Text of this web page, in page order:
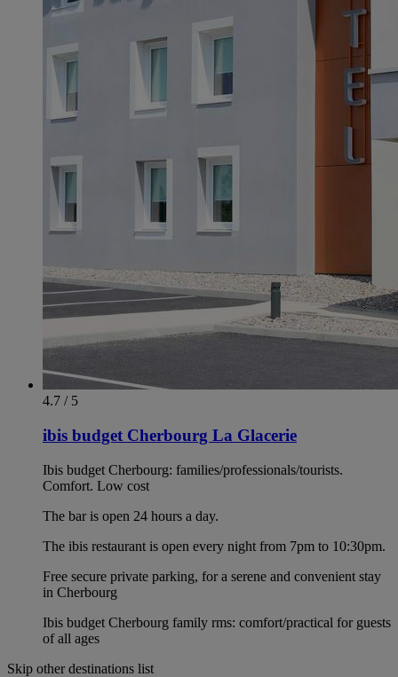
4.7 / 5
ibis budget Cherbourg La Glacerie
Ibis budget Cherbourg: families/professionals/tourists.
Comfort. Low cost
The bar is open 24 hours a day.
The ibis restaurant is open every night from 7pm to 10:30pm.
Free secure private parking, for a serene and convenient stay
in Cherbourg
Ibis budget Cherbourg family rms: comfort/practical for guests
of all ages
Skip other destinations list